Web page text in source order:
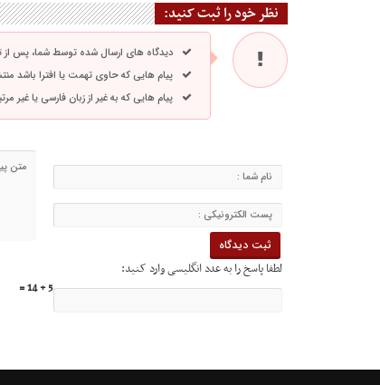
نظر خود را ثبت کنید:
دیدگاه های ارسال شده توسط شما، پس
پیام هایی که حاوی تهمت یا افترا باشد
پیام هایی که به غیر از زبان فارسی یا غیر
لطفا پاسخ را به عدد انگلیسی وارد کنید:
5 + 14 =